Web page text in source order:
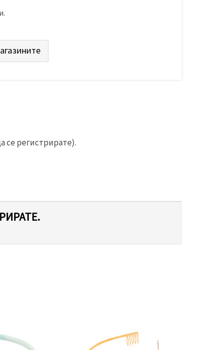
се регистрирате).